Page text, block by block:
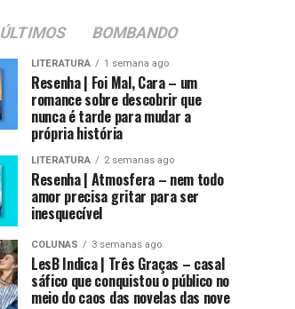
ÚLTIMOS BOMBANDO
LITERATURA 1 semana ago
Resenha | Foi Mal, Cara – um
romance sobre descobrir que
nunca é tarde para mudar a
própria história
LITERATURA 2 semanas ago
Resenha | Atmosfera – nem todo
amor precisa gritar para ser
inesquecível
COLUNAS 3 semanas ago
LesB Indica | Três Graças – casal
sáfico que conquistou o público no
meio do caos das novelas das nove